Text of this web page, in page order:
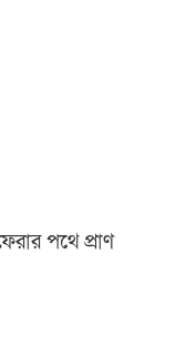
পথে প্রাণ